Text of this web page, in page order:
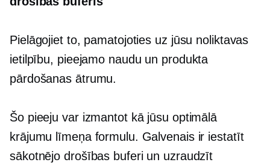
Pielāgojiet to, pamatojoties uz jūsu noliktavas
ietilpību, pieejamo naudu un produkta
pārdošanas ātrumu.
Šo pieeju var izmantot kā jūsu optimālā
krājumu līmeņa formulu. Galvenais ir iestatīt
sākotnējo drošības buferi un uzraudzīt